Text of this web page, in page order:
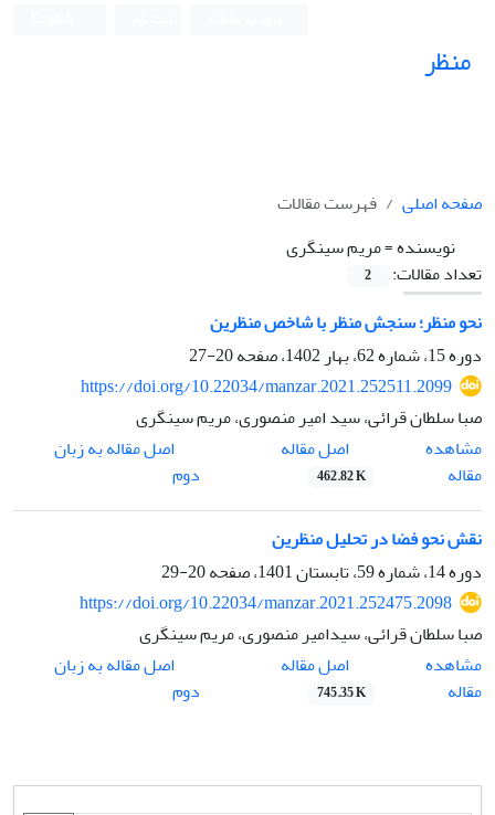
منظر
صفحه اصلی
فهرست مقالات
نویسنده =مریم سینگری
تعداد مقالات:
2
نحو منظر؛ سنجش منظر با شاخص منظرین
دوره 15، شماره 62، بهار 1402، صفحه
20-27
https://doi.org/10.22034/manzar.2021.252511.2099
صبا سلطان قرائی، سید امیر منصوری، مریم سینگری
مشاهده
مقاله
اصل مقاله
462.82 K
اصل مقاله به زبان
دوم
نقش نحو فضا در تحلیل منظرین
دوره 14، شماره 59، تابستان 1401، صفحه
20-29
https://doi.org/10.22034/manzar.2021.252475.2098
صبا سلطان قرائی، سیدامیر منصوری، مریم سینگری
مشاهده
مقاله
اصل مقاله
745.35 K
اصل مقاله به زبان
دوم